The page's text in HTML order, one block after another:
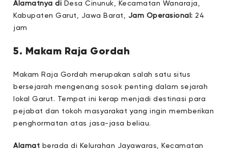
Alamatnya di Desa Cinunuk, Kecamatan Wanaraja,
Kabupaten Garut, Jawa Barat, Jam Operasional: 24
jam
5. Makam Raja Gordah
Makam Raja Gordah merupakan salah satu situs
bersejarah mengenang sosok penting dalam sejarah
lokal Garut. Tempat ini kerap menjadi destinasi para
pejabat dan tokoh masyarakat yang ingin memberikan
penghormatan atas jasa-jasa beliau.
Alamat berada di Kelurahan Jayawaras, Kecamatan